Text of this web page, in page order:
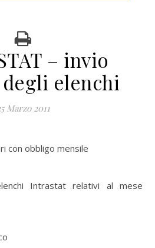
– invio
elenchi
Marzo 2011
con obbligo mensile
Intrastat relativi al mese